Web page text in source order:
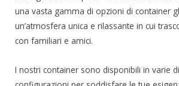
una vasta gamma di opzioni di container
un’atmosfera unica e rilassante in cui
con familiari e amici.
I nostri container sono disponibili in varie